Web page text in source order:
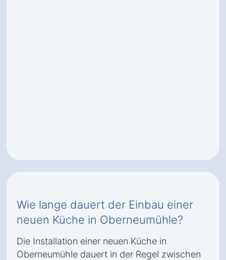
Wie lange dauert der Einbau einer
neuen Küche in Oberneumühle?
Die Installation einer neuen Küche in
Oberneumühle dauert in der Regel zwischen